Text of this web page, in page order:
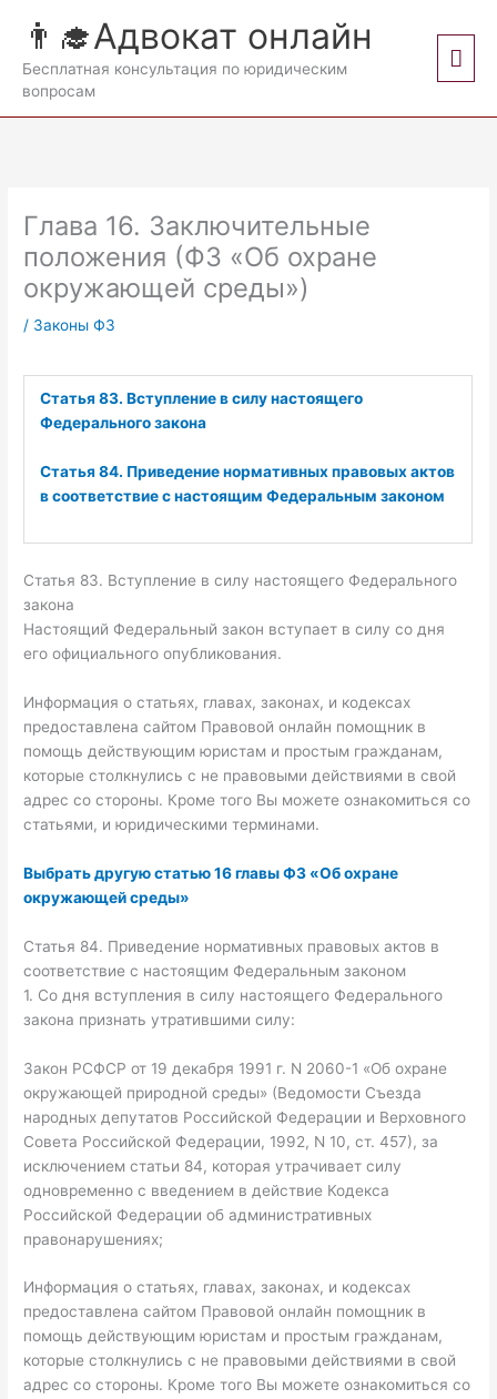
содержимому
👨‍🎓Адвокат онлайн
Бесплатная консультация по юридическим
вопросам
Глава 16. Заключительные
положения (ФЗ «Об охране
окружающей среды»)
/ Законы ФЗ
Статья 83. Вступление в силу настоящего
Федерального закона
Статья 84. Приведение нормативных правовых актов
в соответствие с настоящим Федеральным законом
Статья 83. Вступление в силу настоящего Федерального
закона
Настоящий Федеральный закон вступает в силу со дня
его официального опубликования.
Информация о статьях, главах, законах, и кодексах
предоставлена сайтом Правовой онлайн помощник в
помощь действующим юристам и простым гражданам,
которые столкнулись с не правовыми действиями в свой
адрес со стороны. Кроме того Вы можете ознакомиться со
статьями, и юридическими терминами.
Выбрать другую статью 16 главы ФЗ «Об охране
окружающей среды»
Статья 84. Приведение нормативных правовых актов в
соответствие с настоящим Федеральным законом
1. Со дня вступления в силу настоящего Федерального
закона признать утратившими силу:
Закон РСФСР от 19 декабря 1991 г. N 2060-1 «Об охране
окружающей природной среды» (Ведомости Съезда
народных депутатов Российской Федерации и Верховного
Совета Российской Федерации, 1992, N 10, ст. 457), за
исключением статьи 84, которая утрачивает силу
одновременно с введением в действие Кодекса
Российской Федерации об административных
правонарушениях;
Информация о статьях, главах, законах, и кодексах
предоставлена сайтом Правовой онлайн помощник в
помощь действующим юристам и простым гражданам,
которые столкнулись с не правовыми действиями в свой
адрес со стороны. Кроме того Вы можете ознакомиться со